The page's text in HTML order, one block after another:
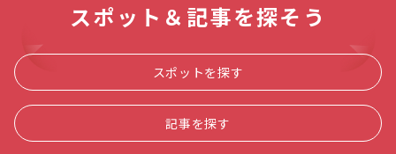
スポット＆記事を探そう
スポットを探す
記事を探す